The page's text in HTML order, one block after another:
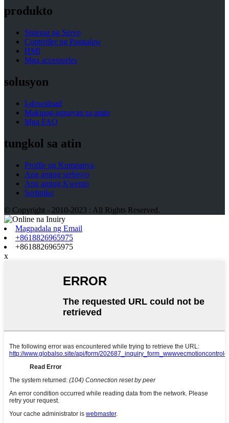
produkto
Sistema ng Servo
Controller ng Paggalaw
HMI
Mga accessories
solusyon
I-download
Makipag-ugnayan sa amin
Mga FAQ
tungkol sa atin
Profile ng Kumpanya
Ang aming serbisyo
Ang aming Kwento
Sertipiko
© Copyright - 2010-2023 : All Rights Reserved.
Magpadala ng Email
+8618826965975
+8618826965975
x